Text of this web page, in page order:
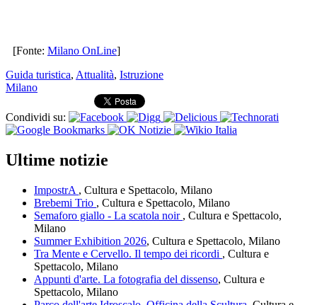
[Fonte: Milano OnLine]
Guida turistica, Attualità, Istruzione
Milano
Condividi su:
Ultime notizie
ImpostrA , Cultura e Spettacolo, Milano
Brebemi Trio , Cultura e Spettacolo, Milano
Semaforo giallo - La scatola noir , Cultura e Spettacolo,
Milano
Summer Exhibition 2026, Cultura e Spettacolo, Milano
Tra Mente e Cervello. Il tempo dei ricordi , Cultura e
Spettacolo, Milano
Appunti d'arte. La fotografia del dissenso, Cultura e
Spettacolo, Milano